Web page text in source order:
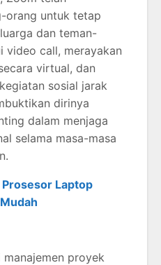
orang untuk tetap
dan teman-
video call, merayakan
virtual, dan
sosial jarak
dirinya
dalam menjaga
selama masa-masa
Prosesor Laptop
manajemen proyek